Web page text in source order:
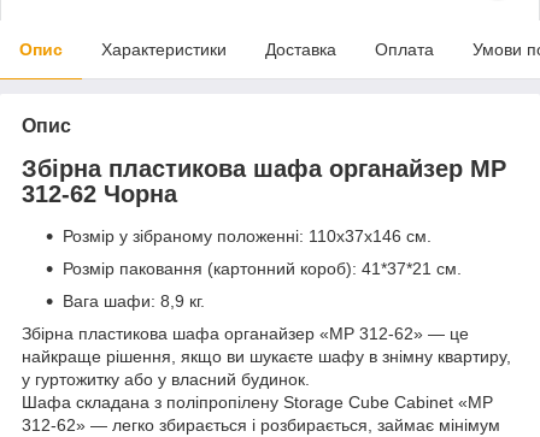
Опис Характеристики Доставка Оплата Умови
Опис
Збірна пластикова шафа органайзер МР
312-62 Чорна
Розмір у зібраному положенні: 110x37x146 см.
Розмір паковання (картонний короб): 41*37*21 см.
Вага шафи: 8,9 кг.
Збірна пластикова шафа органайзер «МР 312-62» — це
найкраще рішення, якщо ви шукаєте шафу в знімну квартиру,
у гуртожитку або у власний будинок.
Шафа складана з поліпропілену Storage Cube Cabinet «МР
312-62» — легко збирається і розбирається, займає мінімум